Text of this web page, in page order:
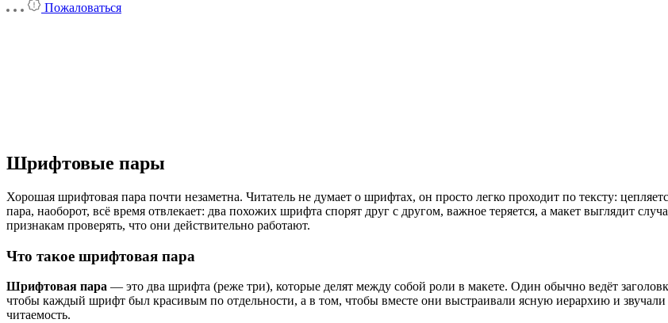
Пожаловаться
Шрифтовые пары
Хорошая шрифтовая пара почти незаметна. Читатель не думает о шрифтах, он просто легко проходит по тексту:
пара, наоборот, всё время отвлекает: два похожих шрифта спорят друг с другом, важное теряется, а макет выглядит
признакам проверять, что они действительно работают.
Что такое шрифтовая пара
Шрифтовая пара — это два шрифта (реже три), которые делят между собой роли в макете. Один обычно ведёт
чтобы каждый шрифт был красивым по отдельности, а в том, чтобы вместе они выстраивали ясную иерархию и звучали
читаемость.